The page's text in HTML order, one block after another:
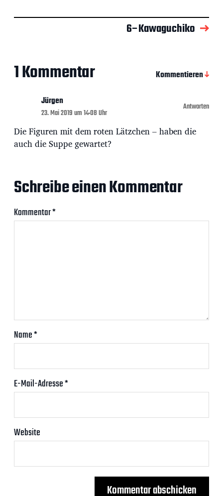
6–Kawaguchiko
1 Kommentar
Kommentieren
Jürgen
23. Mai 2019 um 14:08 Uhr
Die Figuren mit dem roten Lätzchen – haben die
auch die Suppe gewartet?
Antworten
Schreibe einen Kommentar
Kommentar*
Name*
E-Mail-Adresse*
Website